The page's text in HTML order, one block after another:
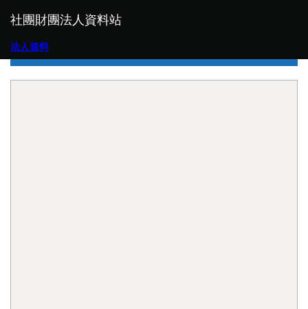
社團財團法人資料站
法人資料